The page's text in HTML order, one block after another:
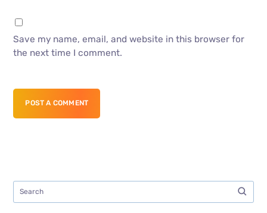
Save my name, email, and website in this browser for
the next time I comment.
POST A COMMENT